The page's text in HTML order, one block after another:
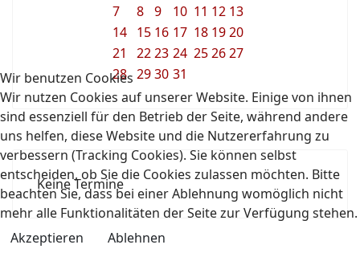
7
8 9 10 11 12 13
14 15 16 17 18 1920
21
2223 24 252627
28 2930 31
Keine Termine
Wir benutzen Cookies
Wir nutzen Cookies auf unserer Website. Einige von ihnen
sind essenziell für den Betrieb der Seite, während andere
uns helfen, diese Website und die Nutzererfahrung zu
verbessern (Tracking Cookies). Sie können selbst
entscheiden, ob Sie die Cookies zulassen möchten. Bitte
beachten Sie, dass bei einer Ablehnung womöglich nicht
mehr alle Funktionalitäten der Seite zur Verfügung stehen.
Akzeptieren
Ablehnen